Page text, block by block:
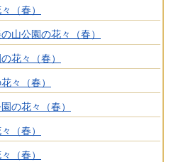
（春）
山公園の花々（春）
花々（春）
々（春）
の花々（春）
（春）
（春）